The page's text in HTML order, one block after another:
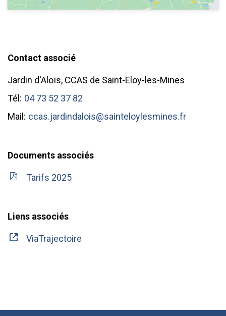
Contact associé
Jardin d'Aloïs, CCAS de Saint-Eloy-les-Mines
Tél: 04 73 52 37 82
Mail: ccas.jardindalois@sainteloylesmines.fr
Documents associés
Tarifs 2025
Liens associés
ViaTrajectoire